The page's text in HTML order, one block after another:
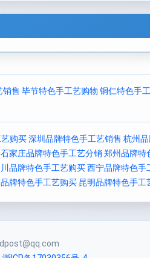
销售 毕节特色手工艺购物 铜仁特色手
购买深圳品牌特色手工艺销售 杭州
石家庄品牌特色手工艺分销郑州品牌特
品牌特色手工艺购买西宁品牌特色手
牌特色手工艺购买 昆明品牌特色手工